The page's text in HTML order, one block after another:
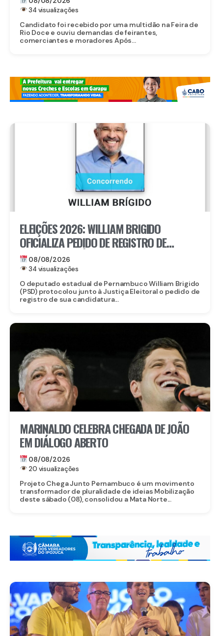
34 visualizações
Candidato foi recebido por uma multidão na Feira de
Rio Doce e ouviu demandas de feirantes,
comerciantes e moradores Após...
ELEIÇÕES 2026: WILLIAM BRIGIDO
OFICIALIZA PEDIDO DE REGISTRO DE
CANDIDATURA À REELEIÇÃO PARA A ALEPE
08/08/2026
34 visualizações
O deputado estadual de Pernambuco William Brigido
(PSD) protocolou junto à Justiça Eleitoral o pedido de
registro de sua candidatura...
MARINALDO CELEBRA CHEGADA DE JOÃO
EM DIÁLOGO ABERTO
08/08/2026
20 visualizações
Projeto Chega Junto Pernambuco é um movimento
transformador de pluralidade de ideias Mobilização
deste sábado (08), consolidou a Mata Norte...